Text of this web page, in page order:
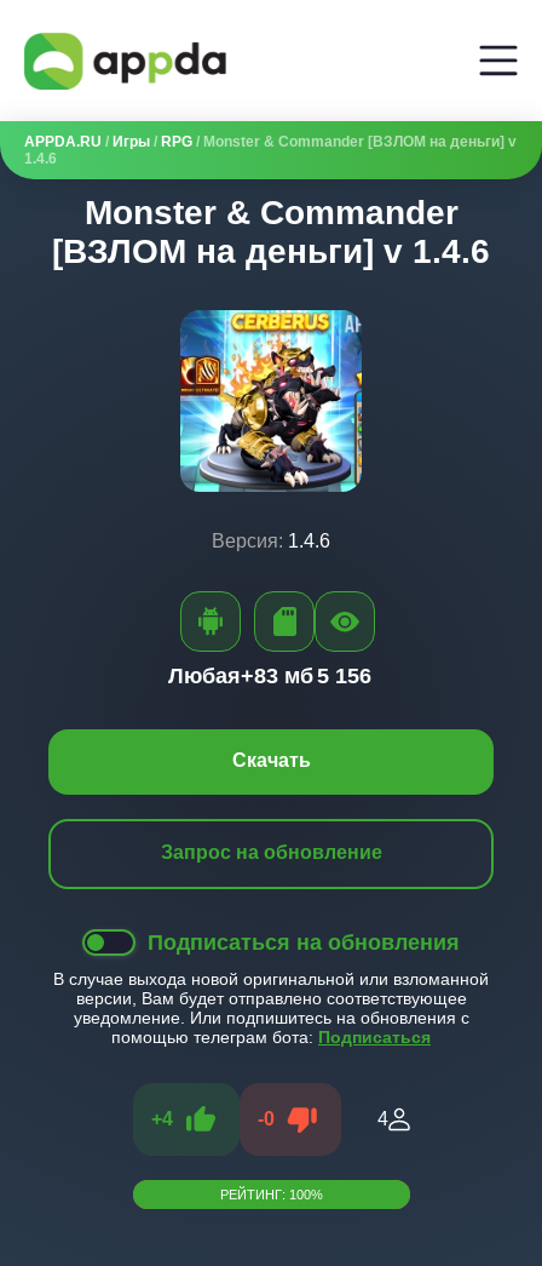
APPDA.RU / Игры / RPG / Monster & Commander [ВЗЛОМ на деньги] v
1.4.6
Monster & Commander
[ВЗЛОМ на деньги] v 1.4.6
Версия: 1.4.6
Скачать
Запрос на обновление
Подписаться на обновления
В случае выхода новой оригинальной или взломанной
версии, Вам будет отправлено соответствующее
уведомление. Или подпишитесь на обновления с
помощью телеграм бота: Подписаться
+4 -0 4
РЕЙТИНГ: 100%
Любая+83 мб5 156